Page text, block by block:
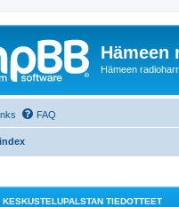
Hämeen
Hämeen
FAQ
TIEDOTTEET